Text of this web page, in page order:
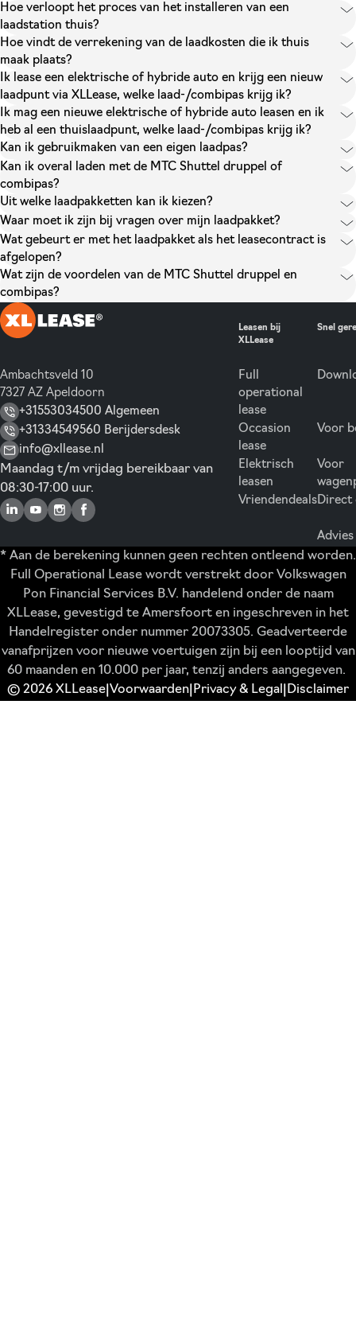
Hoe verloopt het proces van het installeren van een
laadstation thuis?
Hoe vindt de verrekening van de laadkosten die ik thuis
maak plaats?
Ik lease een elektrische of hybride auto en krijg een nieuw
laadpunt via XLLease, welke laad-/combipas krijg ik?
Ik mag een nieuwe elektrische of hybride auto leasen en ik
heb al een thuislaadpunt, welke laad-/combipas krijg ik?
Kan ik gebruikmaken van een eigen laadpas?
Kan ik overal laden met de MTC Shuttel druppel of
combipas?
Uit welke laadpakketten kan ik kiezen?
Waar moet ik zijn bij vragen over mijn laadpakket?
Wat gebeurt er met het laadpakket als het leasecontract is
afgelopen?
Wat zijn de voordelen van de MTC Shuttel druppel en
combipas?
Ambachtsveld 10
7327 AZ Apeldoorn
+31553034500 Algemeen
+31334549560 Berijdersdesk
info@xllease.nl
Maandag t/m vrijdag bereikbaar van
08:30-17:00 uur.
Leasen bij
XLLease
Full
operational
lease
Occasion
lease
Elektrisch
leasen
Vriendendeals
Snel
Voor
Voor
Direct
* Aan de berekening kunnen geen rechten ontleend worden.
Full Operational Lease wordt verstrekt door Volkswagen
Pon Financial Services B.V. handelend onder de naam
XLLease, gevestigd te Amersfoort en ingeschreven in het
Handelregister onder nummer 20073305. Geadverteerde
vanafprijzen voor nieuwe voertuigen zijn bij een looptijd van
60 maanden en 10.000 per jaar, tenzij anders aangegeven.
© 2026 XLLease Voorwaarden Privacy & Legal Disclaimer